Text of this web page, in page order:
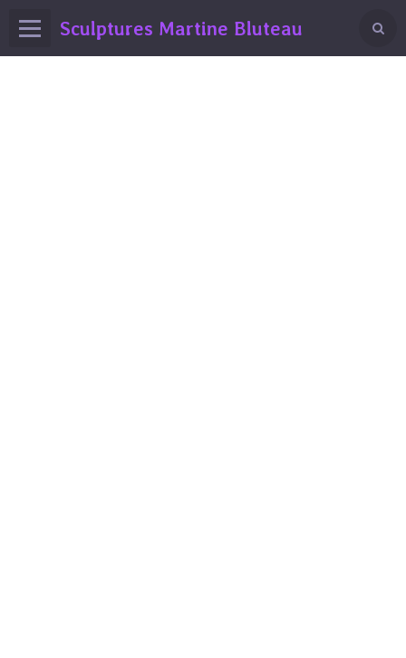
Sculptures Martine Bluteau